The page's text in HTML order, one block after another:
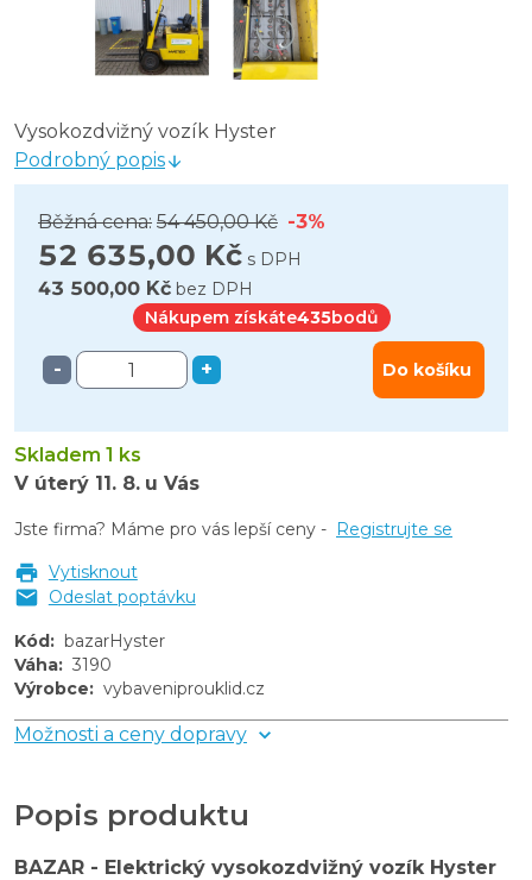
Vysokozdvižný vozík Hyster
Podrobný popis
Běžná cena: 54 450,00 Kč -3%
52 635,00 Kč s DPH
43 500,00 Kč bez DPH
Nákupem získáte435bodů
- + Do košíku
Skladem 1 ks
V úterý 11. 8. u Vás
Jste firma? Máme pro vás lepší ceny - Registrujte se
Vytisknout
Odeslat poptávku
Kód: bazarHyster
Váha: 3190
Výrobce: vybaveniprouklid.cz
Možnosti a ceny dopravy
Popis produktu
BAZAR - Elektrický vysokozdvižný vozík Hyster